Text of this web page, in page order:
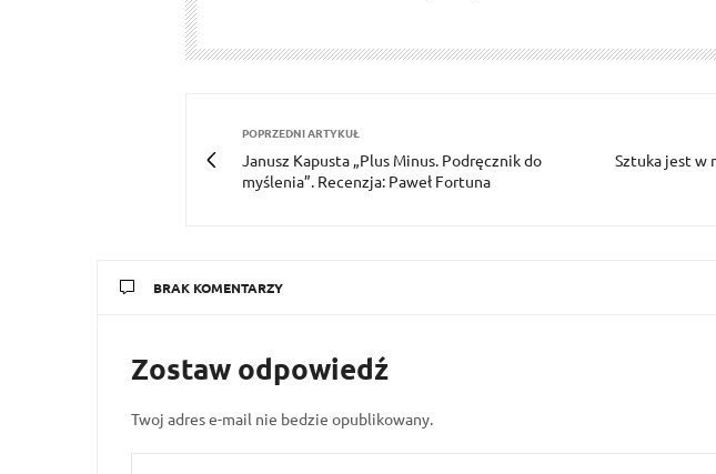
POPRZEDNI ARTYKUŁ
Janusz Kapusta „Plus Minus. Podręcznik do
myślenia”. Recenzja: Paweł Fortuna
Sztuka jest w
BRAK KOMENTARZY
Zostaw odpowiedź
Twoj adres e-mail nie bedzie opublikowany.